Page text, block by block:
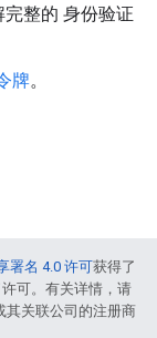
完整的 身份验证
牌。
署名 4.0 许可获得了
可。有关详情，请
其关联公司的注册商